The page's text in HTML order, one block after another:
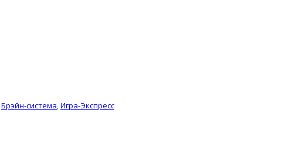
Брэйн-система,Игра-Экспресс